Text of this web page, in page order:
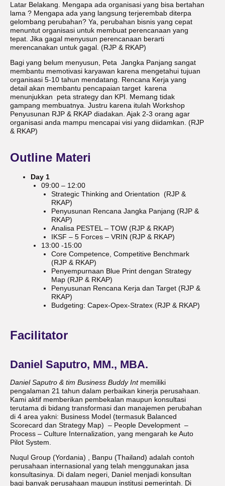
Latar Belakang. Mengapa ada organisasi yang bisa bertahan
lama ? Mengapa ada yang langsung terjerembab diterpa
gelombang perubahan? Ya, perubahan bisnis yang cepat
menuntut organisasi untuk membuat perencanaan yang
tepat. Jika gagal menyusun perencanaan berarti
merencanakan untuk gagal. (RJP & RKAP)
Bagi yang belum menyusun, Peta Jangka Panjang sangat
membantu memotivasi karyawan karena mengetahui tujuan
organisasi 5-10 tahun mendatang. Rencana Kerja yang
detail akan membantu pencapaian target karena
menunjukkan peta strategy dan KPI. Memang tidak
gampang membuatnya. Justru karena itulah Workshop
Penyusunan RJP & RKAP diadakan. Ajak 2-3 orang agar
organisasi anda mampu mencapai visi yang diidamkan. (RJP
& RKAP)
Outline Materi
Day 1
09:00 – 12:00
Strategic Thinking and Orientation (RJP &
RKAP)
Penyusunan Rencana Jangka Panjang (RJP &
RKAP)
Analisa PESTEL – TOW (RJP & RKAP)
IKSF – 5 Forces – VRIN (RJP & RKAP)
13:00 -15:00
Core Competence, Competitive Benchmark
(RJP & RKAP)
Penyempurnaan Blue Print dengan Strategy
Map (RJP & RKAP)
Penyusunan Rencana Kerja dan Target (RJP &
RKAP)
Budgeting: Capex-Opex-Stratex (RJP & RKAP)
Facilitator
Daniel Saputro, MM., MBA.
Daniel Saputro & tim Business Buddy Intmemiliki
pengalaman 21 tahun dalam perbaikan kinerja perusahaan.
Kami aktif memberikan pembekalan maupun konsultasi
terutama di bidang transformasi dan manajemen perubahan
di 4 area yakni: Business Model (termasuk Balanced
Scorecard dan Strategy Map) – People Development –
Process – Culture Internalization, yang mengarah ke Auto
Pilot System.
Nuqul Group (Yordania) , Banpu (Thailand) adalah contoh
perusahaan internasional yang telah menggunakan jasa
konsultasinya. Di dalam negeri, Daniel menjadi konsultan
bagi banyak perusahaan maupun institusi pemerintah. Di